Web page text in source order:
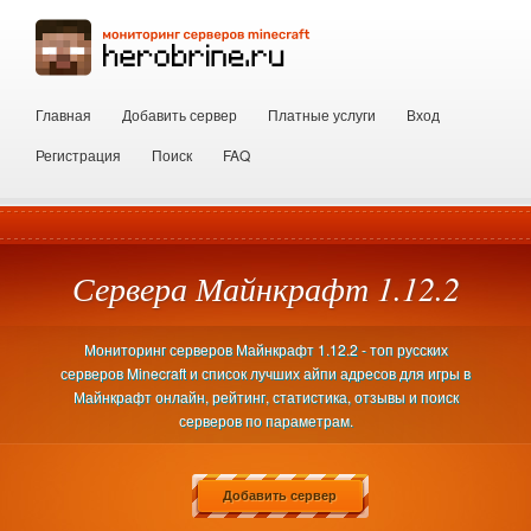
Главная Добавить сервер Платные услуги
Вход
Регистрация
Поиск FAQ
Сервера Майнкрафт 1.12.2
Мониторинг серверов Майнкрафт 1.12.2 - топ русских
серверов Minecraft и список лучших айпи адресов для игры в
Майнкрафт онлайн, рейтинг, статистика, отзывы и поиск
серверов по параметрам.
Добавить сервер